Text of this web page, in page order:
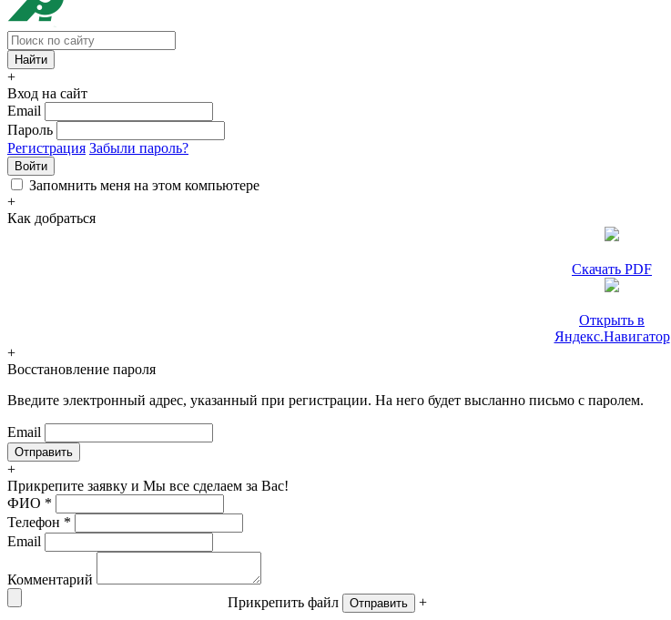
+
Вход на сайт
Email
Пароль
Регистрация Забыли пароль?
Войти
Запомнить меня на этом компьютере
+
Как добраться
Скачать PDF
Открыть в
Яндекс.Навигатор
+
Восстановление пароля
Введите электронный адрес, указанный при регистрации. На него будет высланно письмо с паролем.
Email
+
Прикрепите заявку и Мы все сделаем за Вас!
ФИО *
Телефон *
Email
Комментарий
Прикрепить файл
Отправить +